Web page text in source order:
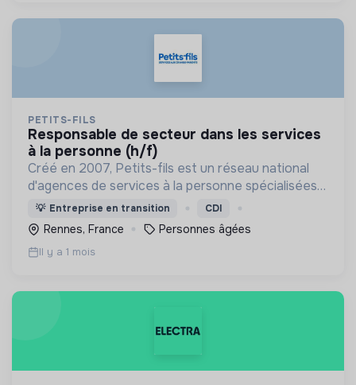
PETITS-FILS
responsable de secteur dans les services
à la personne (h/f)
Créé en 2007, Petits-fils est un réseau national
d'agences de services à la personne spécialisées
dans l'aide à domicile pour les personnes âgées.
💡 Entreprise en transition CDI
Rennes, France Personnes âgées
Il y a 1 mois